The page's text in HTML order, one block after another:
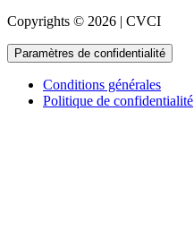
Copyrights © 2026 | CVCI
Paramètres de confidentialité
Conditions générales
Politique de confidentialité